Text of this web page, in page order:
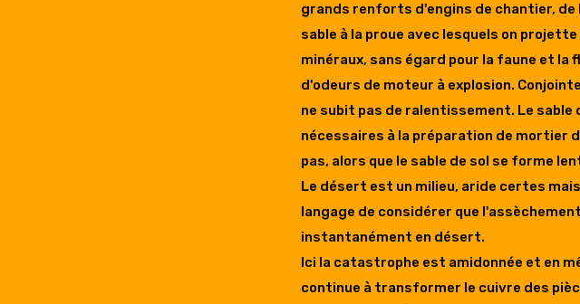
grands renforts d'engins de chantier, de
sable à la proue avec lesquels on
minéraux, sans égard pour la faune et la
d'odeurs de moteur à explosion.
ne subit pas de ralentissement. Le
nécessaires à la préparation de mortier
pas, alors que le sable de sol se forme
Le désert est un milieu, aride certes
langage de considérer que
instantanément en désert.
Ici la catastrophe est amidonnée et en
continue à transformer le cuivre des